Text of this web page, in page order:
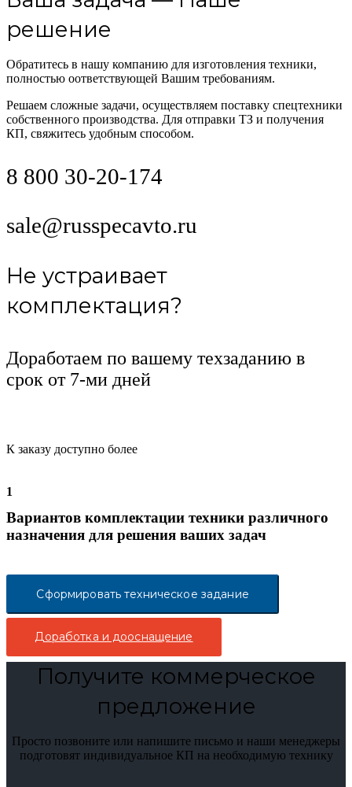
решение
Обратитесь в нашу компанию для изготовления техники,
полностью оответствующей Вашим требованиям.
Решаем сложные задачи, осуществляем поставку спецтехники
собственного производства. Для отправки ТЗ и получения
КП, свяжитесь удобным способом.
8 800 30-20-174
sale@russpecavto.ru
Не устраивает
комплектация?
Доработаем по вашему техзаданию в
срок от 7-ми дней
К заказу доступно более
1
Вариантов комплектации техники различного
назначения для решения ваших задач
Сформировать техническое задание
Доработка и дооснащение
Получите коммерческое
предложение
Просто позвоните или напишите письмо и наши менеджеры
подготовят индивидуальное КП на необходимую технику